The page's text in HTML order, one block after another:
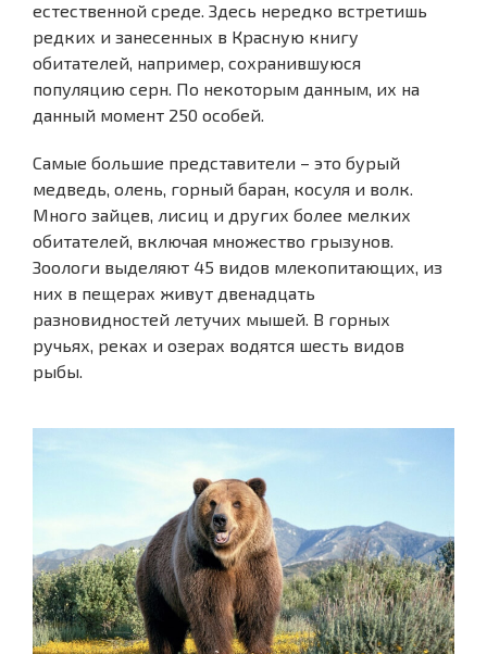
естественной среде. Здесь нередко встретишь
редких и занесенных в Красную книгу
обитателей, например, сохранившуюся
популяцию серн. По некоторым данным, их на
данный момент 250 особей.
Самые большие представители – это бурый
медведь, олень, горный баран, косуля и волк.
Много зайцев, лисиц и других более мелких
обитателей, включая множество грызунов.
Зоологи выделяют 45 видов млекопитающих, из
них в пещерах живут двенадцать
разновидностей летучих мышей. В горных
ручьях, реках и озерах водятся шесть видов
рыбы.